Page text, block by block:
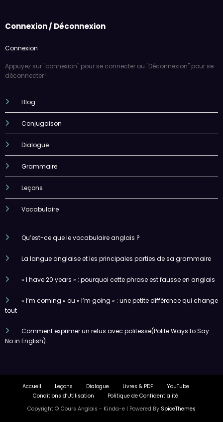
Connexion / Déconnexion
Connexion
Appuyez sur "connexion" pour se connecter ou "Déconnexion" pour se
déconnecter !
Blog
Conjugaison
Dialogue
Grammaire
Leçons
Vocabulaire
Qu’est-ce que le vocabulaire anglais ?
La langue anglaise et les principales parties de sa grammaire
« I have 20 years » : pourquoi cette phrase est fausse en anglais
« I’m coming » ou « I’m going » : une petite différence qui change
tout
Comment exprimer un refus avec politesse(Polite Ways to Say
No in English)
Accueil Leçons Dialogue Livres & PDF
YouTube
Conditions d’Utilisation
Politique de Confidentialité
Copyright ©️ Cours Anglais - Kinda-e | Powered By SpiceThemes